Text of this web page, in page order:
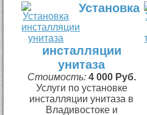
Установка
инсталляции
унитаза
Стоимость: 4 000 Руб.
Услуги по установке
инсталляции унитаза в
Владивостоке и